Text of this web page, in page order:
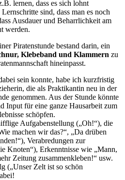
lernen, dass es sich lohnt
sind, dass man es noch
Ausdauer und Beharrlichkeit am
werden.
Piratenstunde bestand darin, ein
hnur, Klebeband und Klammern zu
hineinpasst.
sein konnte, habe ich kurzfristig
die als Praktikantin neu in der
genommen. Aus der Stunde könnte
Input für eine ganze Hausarbeit zum
schöpfen.
Aufgabenstellung („Oh!“), die
machen wir das?“, „Da drüben
Verabredungen zur
Knoten“), Erkenntnisse wie „Mann,
Zeitung zusammenkleben!“ usw.
(„Unser Zelt ist so schön